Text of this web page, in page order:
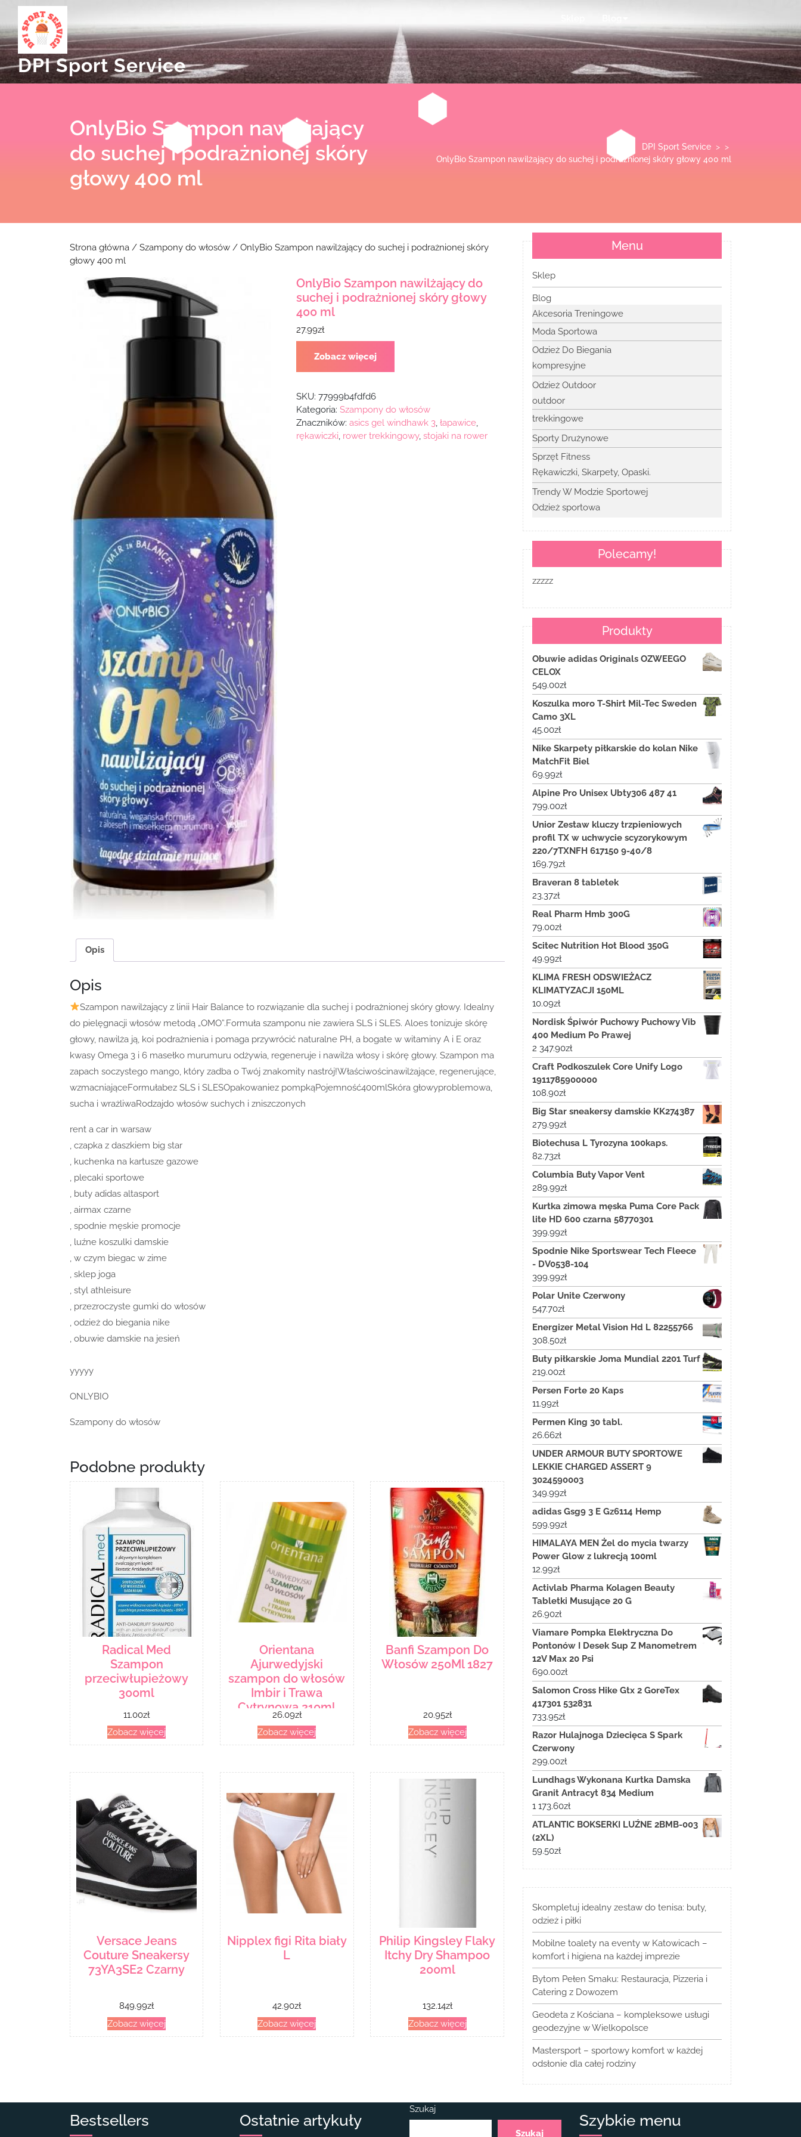
content
DPI Sport Service
OnlyBio Szampon nawilżający
do suchej i podrażnionej skóry
głowy 400 ml
DPI Sport Service > >
OnlyBio Szampon nawilżający do suchej i podrażnionej skóry głowy 400 ml
Strona główna / Szampony do włosów / OnlyBio Szampon nawilżający do suchej i podrażnionej skóry
głowy 400 ml
OnlyBio Szampon nawilżający do
suchej i podrażnionej skóry głowy
400 ml
27.99zł
Zobacz więcej
SKU: 77999b4fdfd6
Kategoria: Szampony do włosów
Znaczników: asics gel windhawk 3, łapawice,
rękawiczki rower trekkingowy, stojaki na rower
Opis
Opis
Szampon nawilżający z linii Hair Balance to rozwiązanie dla suchej i podrażnionej skóry głowy. Idealny
do pielęgnacji włosów metodą „OMO”.Formuła szamponu nie zawiera SLS i SLES. Aloes tonizuje skórę
głowy, nawilża ją, koi podrażnienia i pomaga przywrócić naturalne PH, a bogate w witaminy A i E oraz
kwasy Omega 3 i 6 masełko murumuru odżywia, regeneruje i nawilża włosy i skórę głowy. Szampon ma
zapach soczystego mango, który zadba o Twój znakomity nastrój!Właściwościnawilżające, regenerujące,
wzmacniająceFormułabez SLS i SLESOpakowaniez pompkąPojemność400mlSkóra głowyproblemowa,
sucha i wrażliwaRodzajdo włosów suchych i zniszczonych
rent a car in warsaw
, czapka z daszkiem big star
, kuchenka na kartusze gazowe
, plecaki sportowe
, buty adidas altasport
, airmax czarne
, spodnie męskie promocje
, luźne koszulki damskie
, w czym biegac w zime
, sklep joga
, styl athleisure
, przezroczyste gumki do włosów
, odzież do biegania nike
, obuwie damskie na jesień
yyyyy
ONLYBIO
Szampony do włosów
Podobne produkty
Radical Med
Szampon
przeciwłupieżowy
300ml
11.00zł
Zobacz więcej
Orientana
Ajurwedyjski
szampon do włosów
Imbir i Trawa
Cytrynowa 210ml
26.09zł
Zobacz więcej
Banfi Szampon Do
Włosów 250Ml 1827
20.95zł
Zobacz więcej
Versace Jeans
Couture Sneakersy
73YA3SE2 Czarny
849.99zł
Zobacz więcej
Nipplex figi Rita biały
L
42.90zł
Zobacz więcej
Philip Kingsley Flaky
Itchy Dry Shampoo
200ml
132.14zł
Zobacz więcej
Menu
Sklep
Blog
Akcesoria Treningowe
Moda Sportowa
Odzież Do Biegania
kompresyjne
Odzież Outdoor
outdoor
trekkingowe
Sporty Drużynowe
Sprzęt Fitness
Rękawiczki, Skarpety, Opaski.
Trendy W Modzie Sportowej
Odzież sportowa
Polecamy!
zzzzz
Produkty
Obuwie adidas Originals OZWEEGO
CELOX
549.00zł
Koszulka moro T-Shirt Mil-Tec Sweden
Camo 3XL
45.00zł
Nike Skarpety piłkarskie do kolan Nike
MatchFit Biel
69.99zł
Alpine Pro Unisex Ubty306 487 41
799.00zł
Unior Zestaw kluczy trzpieniowych
profil TX w uchwycie scyzorykowym
220/7TXNFH 617150 9-40/8
169.79zł
Braveran 8 tabletek
23.37zł
Real Pharm Hmb 300G
79.00zł
Scitec Nutrition Hot Blood 350G
49.99zł
KLIMA FRESH ODSWIEŻACZ
KLIMATYZACJI 150ML
10.09zł
Nordisk Śpiwór Puchowy Puchowy Vib
400 Medium Po Prawej
2 347.90zł
Craft Podkoszulek Core Unify Logo
1911785900000
108.90zł
Big Star sneakersy damskie KK274387
279.99zł
Biotechusa L Tyrozyna 100kaps.
82.73zł
Columbia Buty Vapor Vent
289.99zł
Kurtka zimowa męska Puma Core Pack
lite HD 600 czarna 58770301
399.99zł
Spodnie Nike Sportswear Tech Fleece
- DV0538-104
399.99zł
Polar Unite Czerwony
547.70zł
Energizer Metal Vision Hd L 82255766
308.50zł
Buty piłkarskie Joma Mundial 2201 Turf
219.00zł
Persen Forte 20 Kaps
11.99zł
Permen King 30 tabl.
26.66zł
UNDER ARMOUR BUTY SPORTOWE
LEKKIE CHARGED ASSERT 9
3024590003
349.99zł
adidas Gsg9 3 E Gz6114 Hemp
599.99zł
HIMALAYA MEN Żel do mycia twarzy
Power Glow z lukrecją 100ml
12.99zł
Activlab Pharma Kolagen Beauty
Tabletki Musujące 20 G
26.90zł
Viamare Pompka Elektryczna Do
Pontonów I Desek Sup Z Manometrem
12V Max 20 Psi
690.00zł
Salomon Cross Hike Gtx 2 GoreTex
417301 532831
733.95zł
Razor Hulajnoga Dziecięca S Spark
Czerwony
299.00zł
Lundhags Wykonana Kurtka Damska
Granit Antracyt 834 Medium
1 173.60zł
ATLANTIC BOKSERKI LUŹNE 2BMB-003
(2XL)
59.50zł
Skompletuj idealny zestaw do tenisa: buty,
odzież i piłki
Mobilne toalety na eventy w Katowicach –
komfort i higiena na każdej imprezie
Bytom Pełen Smaku: Restauracja, Pizzeria i
Catering z Dowozem
Geodeta z Kościana – kompleksowe usługi
geodezyjne w Wielkopolsce
Mastersport – sportowy komfort w każdej
odsłonie dla całej rodziny
Bestsellers Ostatnie artykuły
Szukaj
Szukaj
Szybkie menu